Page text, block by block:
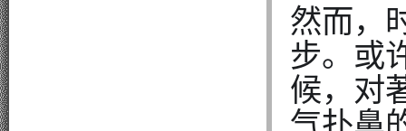
然而，
步。或
候，对